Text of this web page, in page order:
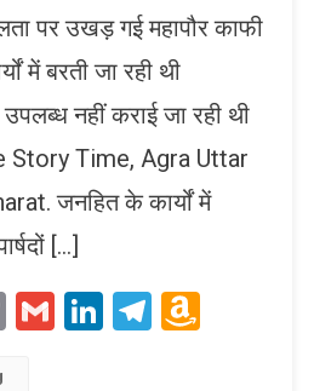
पर उखड़ गई महापौर काफी
में बरती जा रही थी
उपलब्ध नहीं कराई जा रही थी
Story Time, Agra Uttar
जनहित के कार्यों में
[…]
CopyGmailLinkedIn
Telegram